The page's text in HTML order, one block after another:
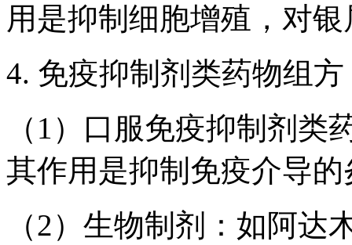
用是抑制细胞增殖，对
4. 免疫抑制剂类药物组方
（1）口服免疫抑制剂
其作用是抑制免疫介导
（2）生物制剂：如阿